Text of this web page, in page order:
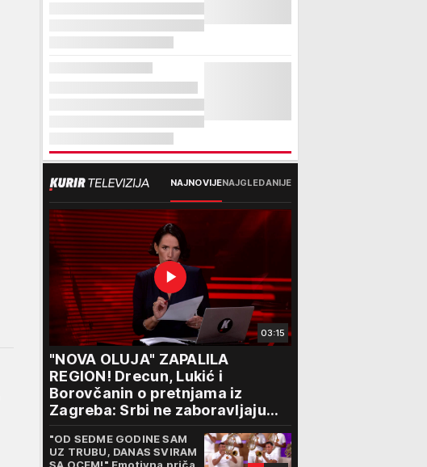
NAJNOVIJENAJGLEDANIJE
03:15
"NOVA OLUJA" ZAPALILA
REGION! Drecun, Lukić i
Borovčanin o pretnjama iz
Zagreba: Srbi ne zaboravljaju
progon
"OD SEDME GODINE SAM
UZ TRUBU, DANAS SVIRAM
SA OCEM!" Emotivna priča